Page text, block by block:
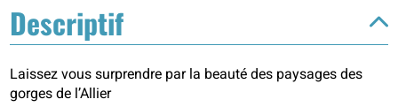
Descriptif
Laissez vous surprendre par la beauté des paysages des
gorges de l’Allier